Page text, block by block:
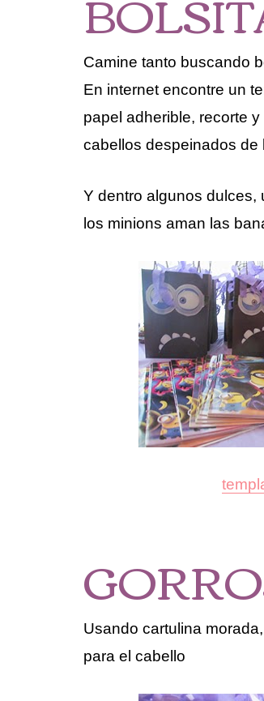
Camine tanto buscando
En internet encontre un
papel adherible, recorte
cabellos despeinados de
Y dentro algunos dulces,
los minions aman las
Usando cartulina
para el cabello